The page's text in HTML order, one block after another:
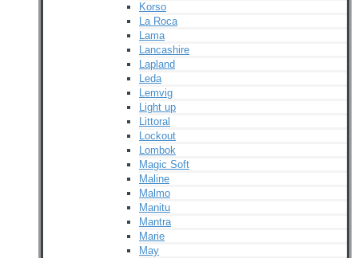
Korso
La Roca
Lama
Lancashire
Lapland
Leda
Lemvig
Light up
Littoral
Lockout
Lombok
Magic Soft
Maline
Malmo
Manitu
Mantra
Marie
May